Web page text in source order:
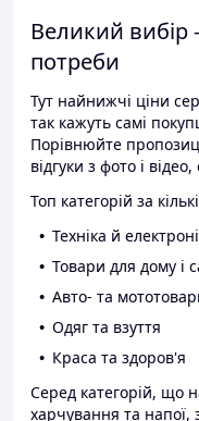
Великий вибір
потреби
Тут найнижчі ціни
так кажуть самі
Порівнюйте
відгуки з фото і
Топ категорій за
Техніка й
Товари для дому і
Авто- та
Одяг та взуття
Краса та здоров'я
Серед категорій, що
харчування та напої,